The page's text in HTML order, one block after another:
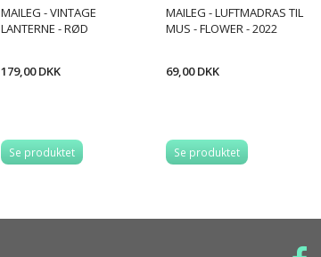
MAILEG - VINTAGE
LANTERNE - RØD
179,00 DKK
Se produktet
MAILEG - LUFTMADRAS TIL
MUS - FLOWER - 2022
69,00 DKK
Se produktet